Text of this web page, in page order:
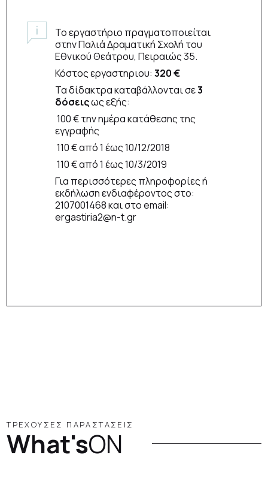
Το εργαστήριο πραγματοποιείται
στην Παλιά Δραματική Σχολή του
Εθνικού Θεάτρου, Πειραιώς 35.
Κόστος εργαστηριου:320 €
Τα δίδακτρα καταβάλλονται σε3
δόσειςως εξής:
100 € την ημέρα κατάθεσης της
εγγραφής
110 € από 1 έως 10/12/2018
110 € από 1 έως 10/3/2019
Για περισσότερες πληροφορίες ή
εκδήλωση ενδιαφέροντος στο:
2107001468 και στο email:
ergastiria2@n-t.gr
ΤΡΕΧΟΥΣΕΣ ΠΑΡΑΣΤΑΣΕΙΣ
What'sON